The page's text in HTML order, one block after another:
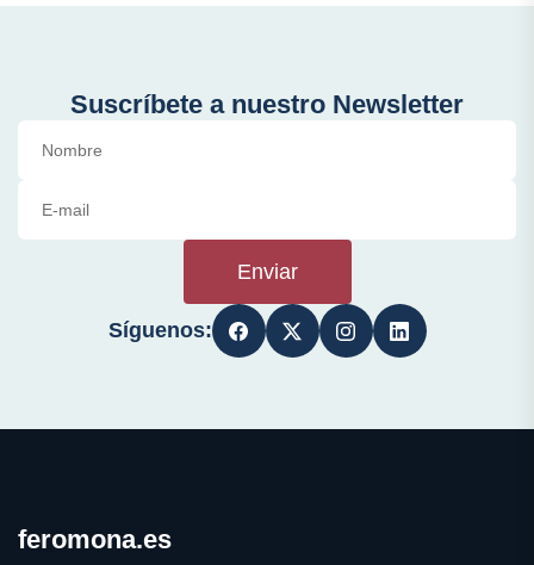
Suscríbete a nuestro Newsletter
Enviar
Síguenos:
feromona.es